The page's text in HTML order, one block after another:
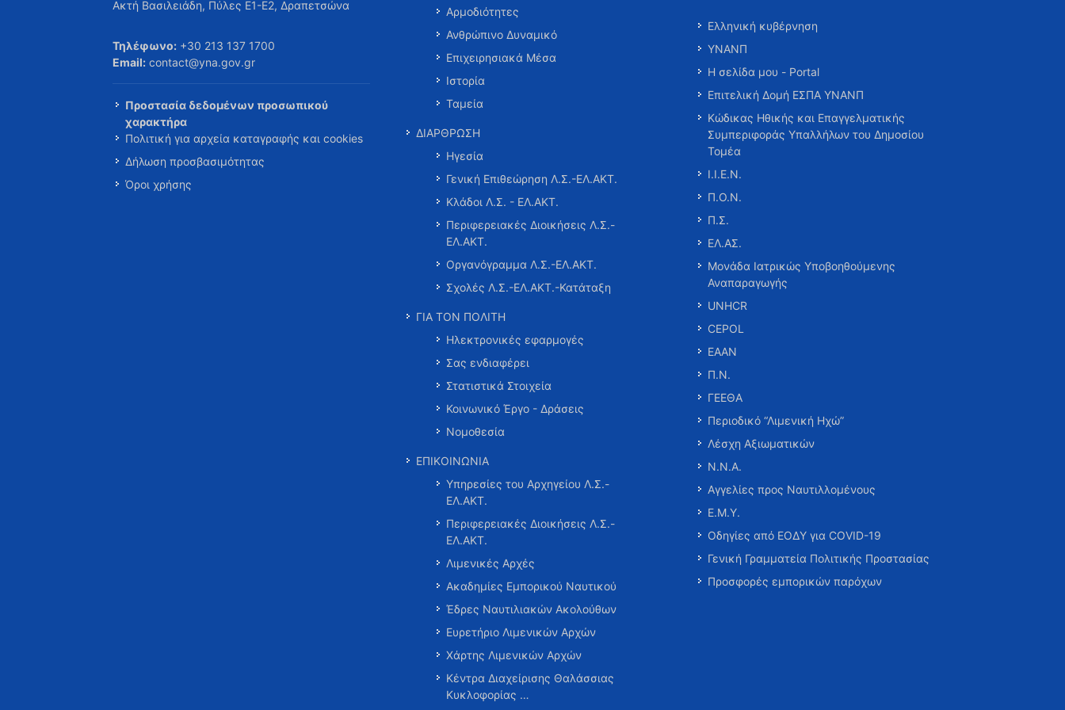
Ακτή Βασιλειάδη, Πύλες Ε1-Ε2, Δραπετσώνα
Τηλέφωνο: +30 213 137 1700
Email: contact@yna.gov.gr
Προστασία δεδομένων προσωπικού
χαρακτήρα
Πολιτική για αρχεία καταγραφής και cookies
Δήλωση προσβασιμότητας
Όροι χρήσης
Αρμοδιότητες
Ανθρώπινο Δυναμικό
Επιχειρησιακά Μέσα
Ιστορία
Ταμεία
ΔΙΑΡΘΡΩΣΗ
Ηγεσία
Γενική Επιθεώρηση Λ.Σ.-ΕΛ.ΑΚΤ.
Κλάδοι Λ.Σ. - ΕΛ.ΑΚΤ.
Περιφερειακές Διοικήσεις Λ.Σ.-
ΕΛ.ΑΚΤ.
Οργανόγραμμα Λ.Σ.-ΕΛ.ΑΚΤ.
Σχολές Λ.Σ.-ΕΛ.ΑΚΤ.-Κατάταξη
ΓΙΑ ΤΟΝ ΠΟΛΙΤΗ
Ηλεκτρονικές εφαρμογές
Σας ενδιαφέρει
Στατιστικά Στοιχεία
Κοινωνικό Έργο - Δράσεις
Νομοθεσία
ΕΠΙΚΟΙΝΩΝΙΑ
Υπηρεσίες του Αρχηγείου Λ.Σ.-
ΕΛ.ΑΚΤ.
Περιφερειακές Διοικήσεις Λ.Σ.-
ΕΛ.ΑΚΤ.
Λιμενικές Αρχές
Ακαδημίες Εμπορικού Ναυτικού
Έδρες Ναυτιλιακών Ακολούθων
Ευρετήριο Λιμενικών Αρχών
Χάρτης Λιμενικών Αρχών
Κέντρα Διαχείρισης Θαλάσσιας
Κυκλοφορίας …
Ελληνική κυβέρνηση
ΥΝΑΝΠ
Η σελίδα μου - Portal
Επιτελική Δομή ΕΣΠΑ ΥΝΑΝΠ
Κώδικας Ηθικής και Επαγγελματικής
Συμπεριφοράς Υπαλλήλων του Δημοσίου
Τομέα
Ι.Ι.Ε.Ν.
Π.Ο.Ν.
Π.Σ.
ΕΛ.ΑΣ.
Μονάδα Ιατρικώς Υποβοηθούμενης
Αναπαραγωγής
UNHCR
CEPOL
ΕΑΑΝ
Π.Ν.
ΓΕΕΘΑ
Περιοδικό “Λιμενική Ηχώ”
Λέσχη Αξιωματικών
Ν.Ν.Α.
Αγγελίες προς Ναυτιλλομένους
Ε.Μ.Υ.
Οδηγίες από ΕΟΔΥ για COVID-19
Γενική Γραμματεία Πολιτικής Προστασίας
Προσφορές εμπορικών παρόχων